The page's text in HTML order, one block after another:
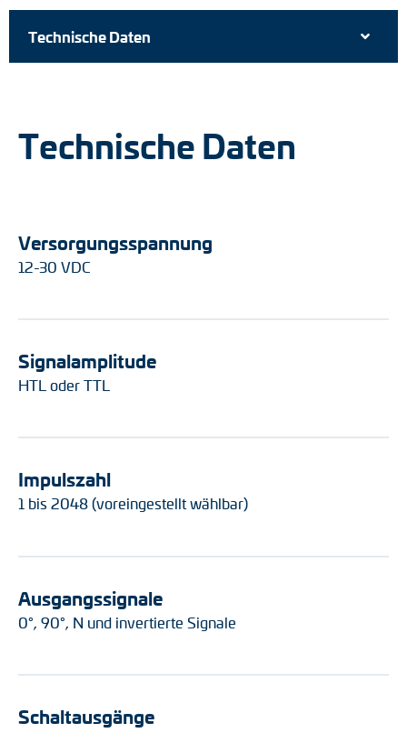
Technische Daten
Technische Daten
Versorgungsspannung
12-30 VDC
Signalamplitude
HTL oder TTL
Impulszahl
1 bis 2048 (voreingestellt wählbar)
Ausgangssignale
0°, 90°, N und invertierte Signale
Schaltausgänge